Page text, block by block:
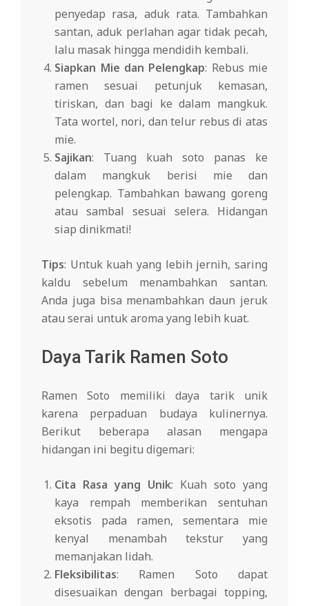
penyedap rasa, aduk rata. Tambahkan
santan, aduk perlahan agar tidak pecah,
lalu masak hingga mendidih kembali.
Siapkan Mie dan Pelengkap: Rebus mie
ramen sesuai petunjuk kemasan,
tiriskan, dan bagi ke dalam mangkuk.
Tata wortel, nori, dan telur rebus di atas
mie.
Sajikan: Tuang kuah soto panas ke
dalam mangkuk berisi mie dan
pelengkap. Tambahkan bawang goreng
atau sambal sesuai selera. Hidangan
siap dinikmati!
Tips: Untuk kuah yang lebih jernih, saring
kaldu sebelum menambahkan santan.
Anda juga bisa menambahkan daun jeruk
atau serai untuk aroma yang lebih kuat.
Daya Tarik Ramen Soto
Ramen Soto memiliki daya tarik unik
karena perpaduan budaya kulinernya.
Berikut beberapa alasan mengapa
hidangan ini begitu digemari:
Cita Rasa yang Unik: Kuah soto yang
kaya rempah memberikan sentuhan
eksotis pada ramen, sementara mie
kenyal menambah tekstur yang
memanjakan lidah.
Fleksibilitas: Ramen Soto dapat
disesuaikan dengan berbagai topping,